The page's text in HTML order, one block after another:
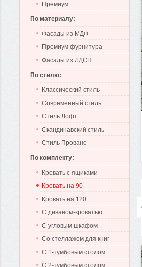
Премиум
По материалу:
Фасады из МДФ
Премиум фурнитура
Фасады из ЛДСП
По стилю:
Классический стиль
Современный стиль
Стиль Лофт
Скандинавский стиль
Стиль Прованс
По комплекту:
Кровать с ящиками
Кровать на 90
Кровать на 120
С диваном-кроватью
С угловым шкафом
Со стеллажом для книг
С 1-тумбовым столом
С 2-тумбовым столом